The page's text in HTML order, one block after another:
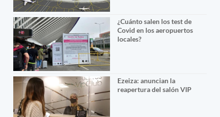
¿Cuánto salen los test de
Covid en los aeropuertos
locales?
Ezeiza: anuncian la
reapertura del salón VIP